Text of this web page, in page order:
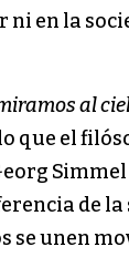
ni en la
al
que el
de
se unen